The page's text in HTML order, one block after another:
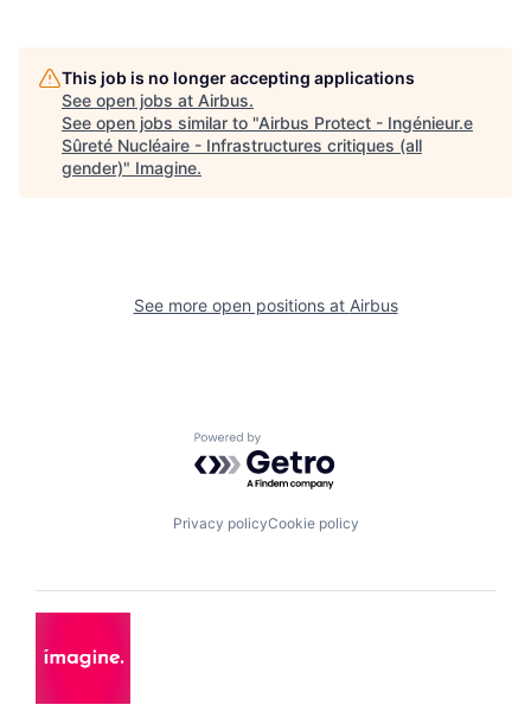
This job is no longer accepting applications
See open jobs at Airbus.
See open jobs similar to "Airbus Protect - Ingénieur.e
Sûreté Nucléaire - Infrastructures critiques (all
gender)" Imagine.
See more open positions at Airbus
Powered by Getro.com
Privacy policyCookie policy